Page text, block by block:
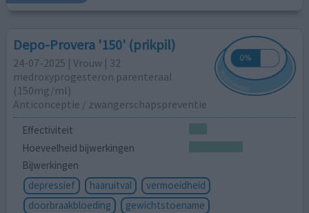
Depo-Provera '150' (prikpil)
24-07-2025 | Vrouw | 32
medroxyprogesteron parenteraal
(150mg/ml)
Anticonceptie / zwangerschapspreventie
Effectiviteit
Hoeveelheid bijwerkingen
Bijwerkingen
depressief
haaruitval
vermoeidheid
doorbraakbloeding
gewichtstoename